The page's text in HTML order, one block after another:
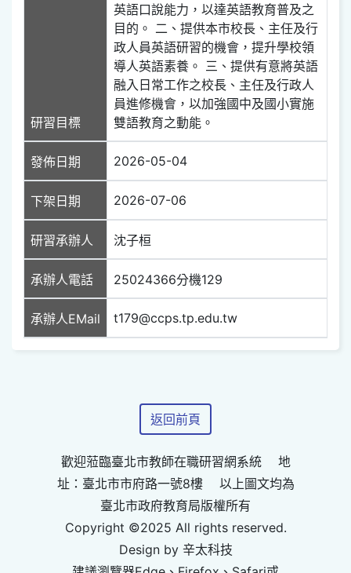
研習目標
英語口說能力，以達英語教育普及之
目的。 二、提供本市校長、主任及行
政人員英語研習的機會，提升學校領
導人英語素養。 三、提供有意將英語
融入日常工作之校長、主任及行政人
員進修機會，以加強國中及國小實施
雙語教育之動能。
發佈日期 2026-05-04
下架日期 2026-07-06
研習承辦人 沈子桓
承辦人電話 25024366分機129
承辦人EMail t179@ccps.tp.edu.tw
返回前頁
歡迎蒞臨臺北市教師在職研習網系統 地
址：臺北市市府路一號8樓 以上圖文均為
臺北市政府教育局版權所有
Copyright ©2025 All rights reserved.
Design by 辛太科技